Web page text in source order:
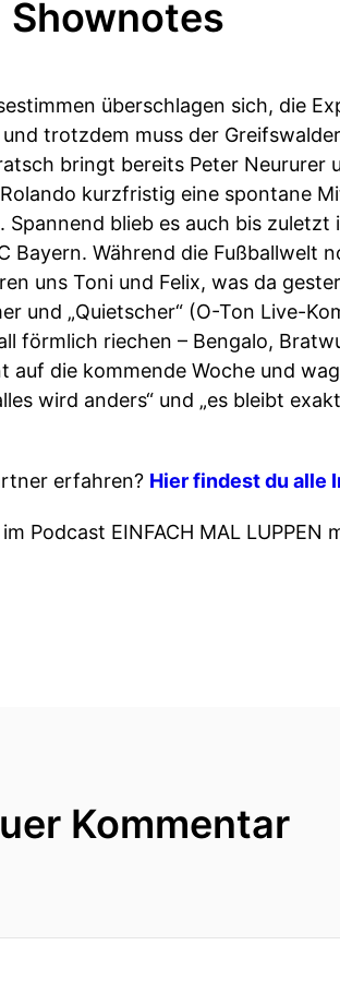
Shownotes
überschlagen sich, die
trotzdem muss der
bringt bereits Peter Neururer
kurzfristig eine spontane
blieb es auch bis zuletzt
Bayern. Während die Fußballwelt
uns Toni und Felix, was da
und „Quietscher“ (O-Ton Live-
förmlich riechen – Bengalo,
auf die kommende Woche und
wird anders“ und „es bleibt
erfahren? Hier findest du alle
Podcast EINFACH MAL LUPPEN
Kommentar